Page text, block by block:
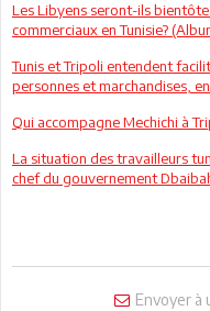
Les Libyens seront-ils
commerciaux en Tunisie?
Tunis et Tripoli entendent
personnes et marchandises,
Qui accompagne Mechichi à
La situation des travailleurs
chef du gouvernement
Envoyer à